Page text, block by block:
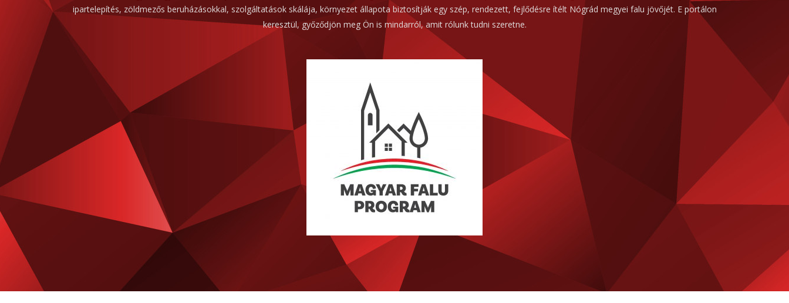
ipartelepítés, zöldmezős beruházásokkal, szolgáltatások skálája, környezet állapota biztosítják egy szép, rendezett, fejlődésre ítélt Nógrád megyei falu jövőjét. E portálon
keresztül, győződjön meg Ön is mindarról, amit rólunk tudni szeretne.